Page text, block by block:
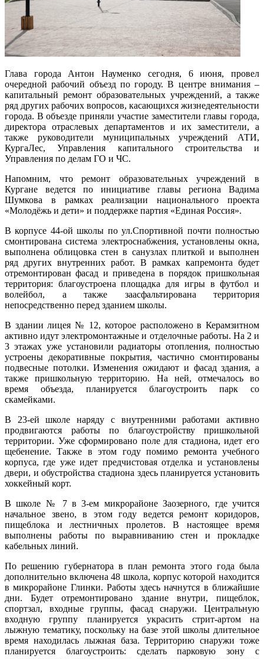
Глава города Антон Науменко сегодня, 6 июня, провел
очередной рабочий объезд по городу. В центре внимания –
капитальный ремонт образовательных учреждений, а также
ряд других рабочих вопросов, касающихся жизнедеятельности
города. В объезде приняли участие заместители главы города,
директора отраслевых департаментов и их заместители, а
также руководители муниципальных учреждений АТИ,
КургаЛес, Управления капитального строительства и
Управления по делам ГО и ЧС.
Напомним, что ремонт образовательных учреждений в
Кургане ведется по инициативе главы региона Вадима
Шумкова в рамках реализации национального проекта
«Молодёжь и дети» и поддержке партия «Единая Россия».
В корпусе 44-ой школы по ул.Спортивной почти полностью
смонтирована система электроснабжения, установлены окна,
выполнена облицовка стен в санузлах плиткой и выполнен
ряд других внутренних работ. В рамках капремонта будет
отремонтирован фасад и приведена в порядок пришкольная
территория: благоустроена площадка для игры в футбол и
волейбол, а также заасфальтирована территория
непосредственно перед зданием школы.
В здании лицея № 12, которое расположено в Керамзитном
активно идут электромонтажные и отделочные работы. На 2 и
3 этажах уже установили радиаторы отопления, полностью
устроены декоративные покрытия, частично смонтированы
подвесные потолки. Изменения ожидают и фасад здания, а
также пришкольную территорию. На ней, отмечалось во
время объезда, планируется благоустроить парк со
скамейками.
В 23-ей школе наряду с внутренними работами активно
продвигаются работы по благоустройству пришкольной
территории. Уже сформировано поле для стадиона, идет его
щебенение. Также в этом году помимо ремонта учебного
корпуса, где уже идет предчистовая отделка и установлены
двери, и обустройства стадиона здесь планируется установить
хоккейный корт.
В школе № 7 в 3-ем микрорайоне Заозерного, где учится
начальное звено, в этом году ведется ремонт коридоров,
пищеблока и лестничных пролетов. В настоящее время
выполнены работы по выравниванию стен и прокладке
кабельных линий.
По решению губернатора в план ремонта этого года была
дополнительно включена 48 школа, корпус которой находится
в микрорайоне Глинки. Работы здесь начнутся в ближайшие
дни. Будет отремонтировано здание внутри, пищеблок,
спортзал, входные группы, фасад снаружи. Центральную
входную группу планируется украсить стрит-артом на
лыжную тематику, поскольку на базе этой школы длительное
время находилась лыжная база. Территорию снаружи тоже
планируется благоустроить: сделать парковую зону с